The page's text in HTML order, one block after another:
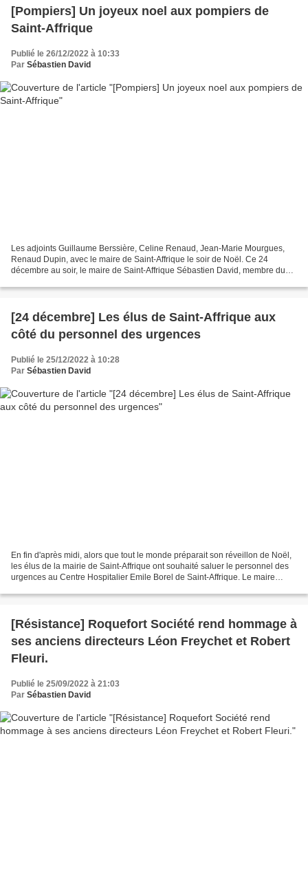
[Pompiers] Un joyeux noel aux pompiers de
Saint-Affrique
Publié le 26/12/2022 à 10:33
Par Sébastien David
Les adjoints Guillaume Berssière, Celine Renaud, Jean-Marie Mourgues,
Renaud Dupin, avec le maire de Saint-Affrique le soir de Noël. Ce 24
décembre au soir, le maire de Saint-Affrique Sébastien David, membre du
[24 décembre] Les élus de Saint-Affrique aux
côté du personnel des urgences
Publié le 25/12/2022 à 10:28
Par Sébastien David
En fin d'après midi, alors que tout le monde préparait son réveillon de Noël,
les élus de la mairie de Saint-Affrique ont souhaité saluer le personnel des
urgences au Centre Hospitalier Emile Borel de Saint-Affrique. Le maire
[Résistance] Roquefort Société rend hommage à
ses anciens directeurs Léon Freychet et Robert
Fleuri.
Publié le 25/09/2022 à 21:03
Par Sébastien David